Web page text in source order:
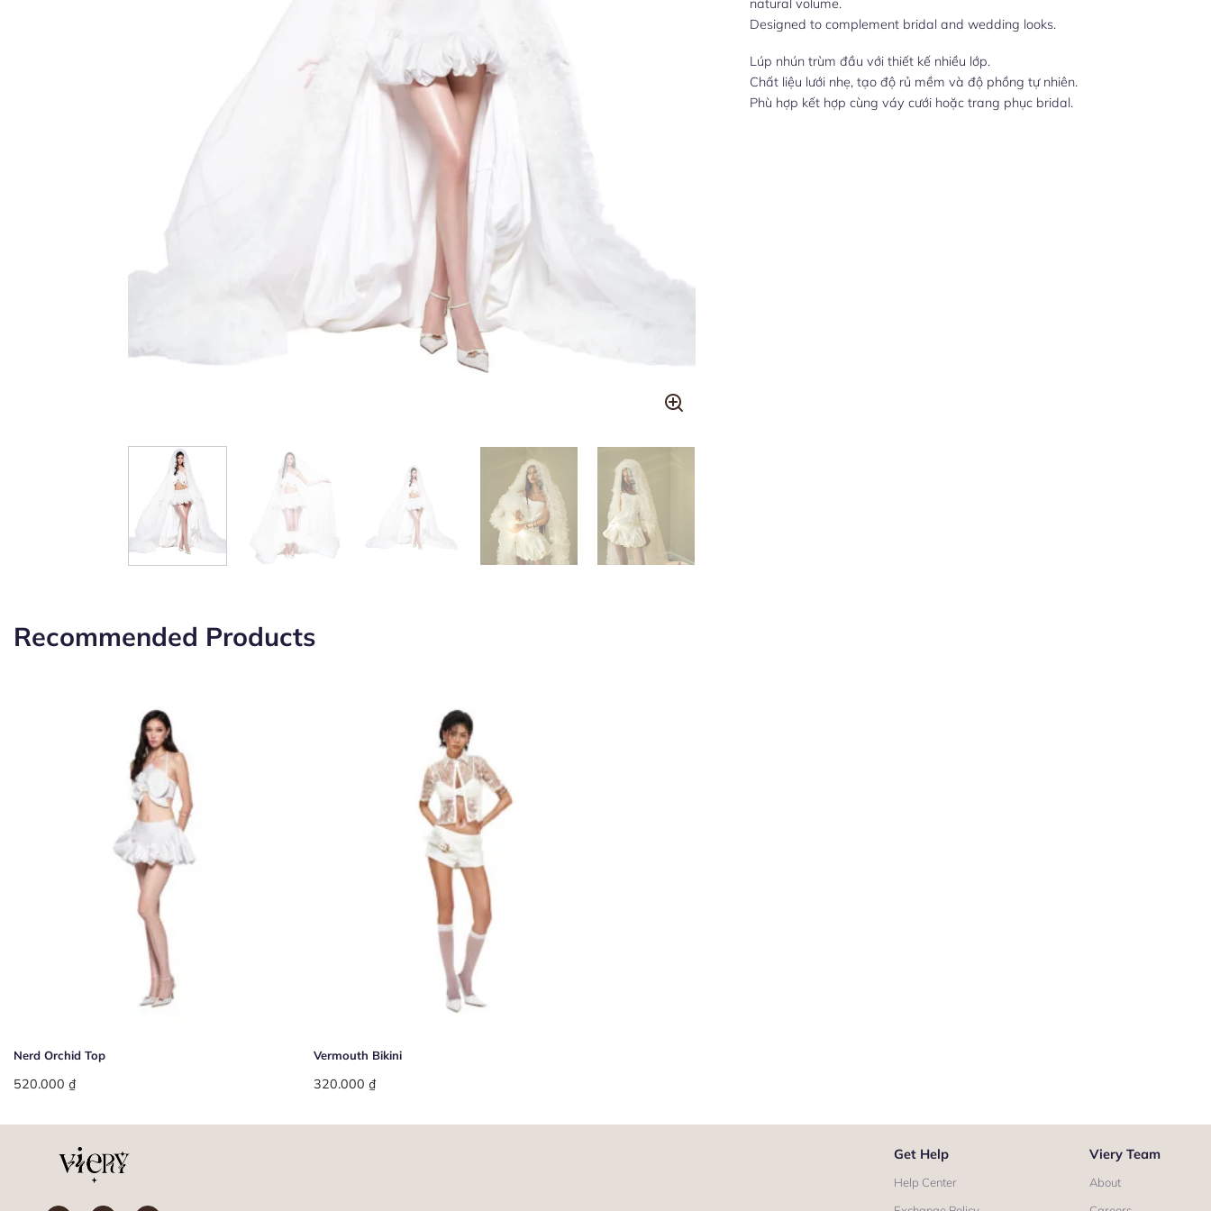
Designed to complement bridal and wedding looks.
Lúp nhún trùm đầu với thiết kế nhiều lớp.
Chất liệu lưới nhẹ, tạo độ rủ mềm và độ phồng tự nhiên.
Phù hợp kết hợp cùng váy cưới hoặc trang phục bridal.
Recommended Products
Nerd Orchid Top
520.000 ₫
Vermouth Bikini
320.000 ₫
Get Help
Help Center
Viery Team
About